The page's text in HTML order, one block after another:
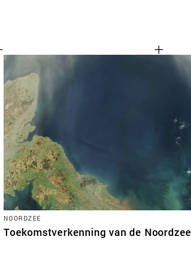
NOORDZEE
Toekomstverkenning van de Noordzee